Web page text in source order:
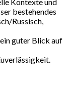
bestehendes
Russisch,
guter Blick auf